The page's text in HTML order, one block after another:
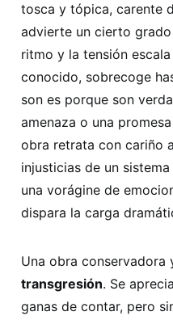
tosca y tópica, carente
advierte un cierto
ritmo y la tensión
conocido, sobrecoge
son es porque son
amenaza o una
obra retrata con cariño
injusticias de un
una vorágine de
dispara la carga
Una obra conservadora
transgresión. Se
ganas de contar, pero